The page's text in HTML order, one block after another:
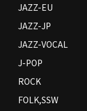
JAZZ-EU
JAZZ-JP
JAZZ-VOCAL
J-POP
ROCK
FOLK,SSW